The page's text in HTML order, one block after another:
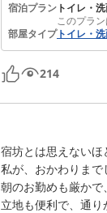
宿泊プラン トイレ・
このプラ
部屋タイプトイレ・
214
宿坊とは思えない
私が、おかわりまで
朝のお勤めも厳かで
立地も便利で、通り